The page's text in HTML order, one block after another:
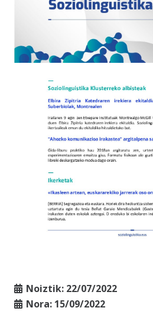
Noiztik: 22/07/2022
Nora: 15/09/2022